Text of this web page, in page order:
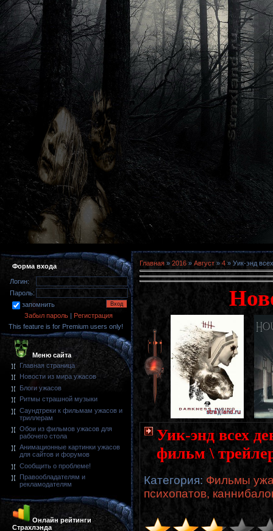
Форма входа
Логин:
Пароль:
запомнить
Забыл пароль | Регистрация
This feature is for Premium users only!
Меню сайта
Главная страница
Новости из мира ужасов
Блоги ужасов
Ритмы страшной музыки
Саундтреки к фильмам ужасов и
триллерам
Обои из фильмов ужасов для
рабочего стола
Анимационные картинки ужасов
для сайтов и форумов
Сообщить о проблеме!
Правообладателям и
рекламодателям
Онлайн рейтинги
Страхлэнда
Главная » 2016 » Август » 4 » Уик-энд
Уик-энд всех
фильм \
Категория: Фильмы
психопатов,